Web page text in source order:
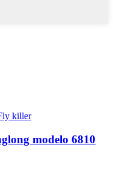
modelo 6810